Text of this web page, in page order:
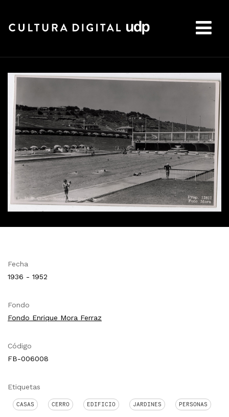
Fecha
1936 - 1952
Fondo
Fondo Enrique Mora Ferraz
Código
FB-006008
Etiquetas
CASAS CERRO EDIFICIO JARDINES PERSONAS